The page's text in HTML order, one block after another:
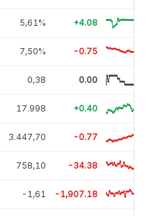
5,61% +4.08
7,50% -0.75
0,38 0.00
17.998 +0.40
3.447,70 -0.77
758,10 -34.38
-1,61 -1,907.18